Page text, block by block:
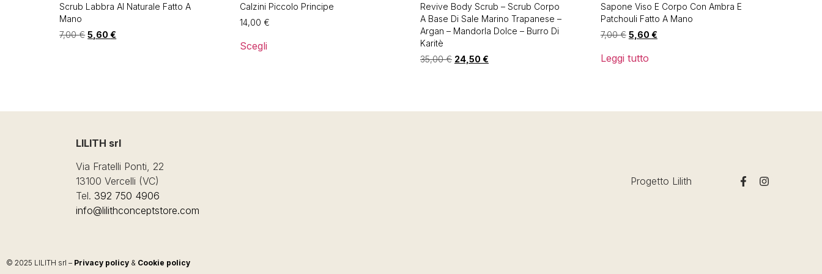
Scrub Labbra Al Naturale Fatto A
Mano
7,00€ 5,60€
Calzini Piccolo Principe
14,00 €
Scegli
Revive Body Scrub – Scrub Corpo
A Base Di Sale Marino Trapanese –
Argan – Mandorla Dolce – Burro Di
Karitè
35,00€ 24,50 €
Sapone Viso E Corpo Con Ambra E
Patchouli Fatto A Mano
7,00€ 5,60 €
Leggi tutto
LILITH srl
Via Fratelli Ponti, 22
13100 Vercelli (VC)
Tel. 392 750 4906
info@lilithconceptstore.com
Progetto Lilith
© 2025 LILITH srl – Privacy policy & Cookie policy